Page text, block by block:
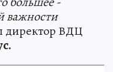
важности
директор ВДЦ